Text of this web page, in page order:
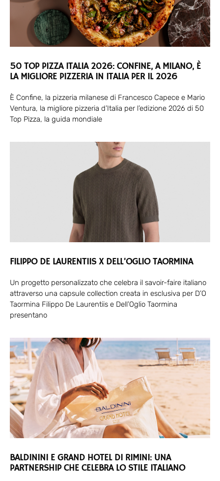
50 TOP PIZZA ITALIA 2026: CONFINE, A MILANO, È
LA MIGLIORE PIZZERIA IN ITALIA PER IL 2026
È Confine, la pizzeria milanese di Francesco Capece e Mario
Ventura, la migliore pizzeria d’Italia per l’edizione 2026 di 50
Top Pizza, la guida mondiale
FILIPPO DE LAURENTIIS X DELL’OGLIO TAORMINA
Un progetto personalizzato che celebra il savoir-faire italiano
attraverso una capsule collection creata in esclusiva per D’O
Taormina Filippo De Laurentiis e Dell’Oglio Taormina
presentano
BALDININI E GRAND HOTEL DI RIMINI: UNA
PARTNERSHIP CHE CELEBRA LO STILE ITALIANO